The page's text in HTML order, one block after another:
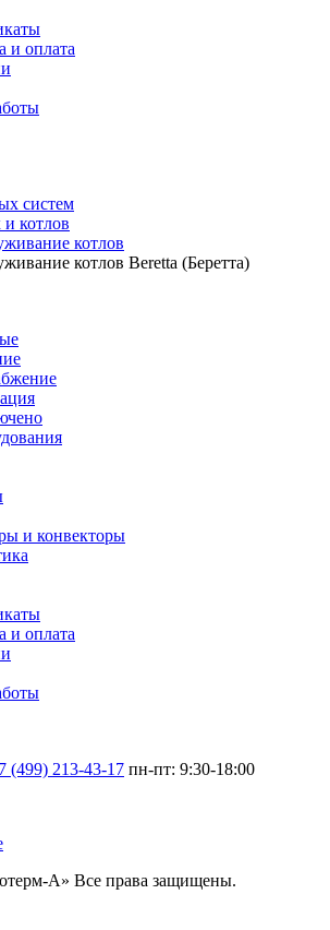
и оплата
систем
котлов
котлов
котлов Beretta (Беретта)
и конвекторы
и оплата
(499) 213-43-17 пн-пт: 9:30-18:00
А» Все права защищены.